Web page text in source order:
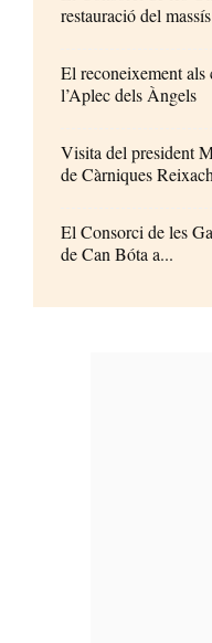
restauració del
El reconeixement als
l’Aplec dels Àngels
Visita del president
de Càrniques
El Consorci de les
de Can Bóta a...